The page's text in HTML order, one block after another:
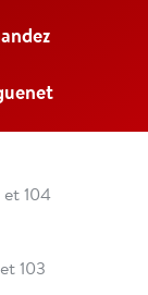
et 104
103